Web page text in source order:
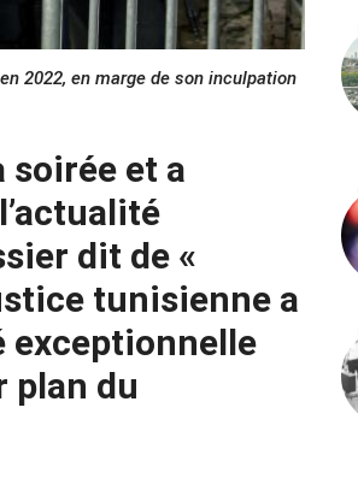
2022, en marge de son inculpation
soirée et a
dit de «
tunisienne a
exceptionnelle
plan du